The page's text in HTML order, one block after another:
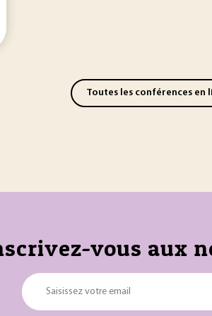
Toutes les conférences en
vous aux
Saisissez votre email